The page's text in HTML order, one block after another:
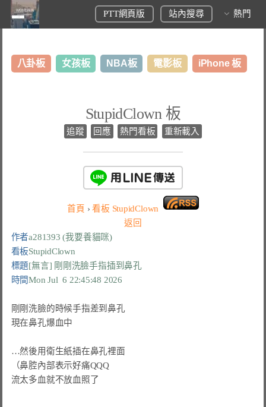
PTT網頁版 站內搜尋 熱門
八卦板 女孩板 NBA板 電影板 iPhone 板
StupidClown 板
追蹤 回應 熱門看板 重新載入
首頁 › 看板 StupidClown
返回
作者a281393 (我要養貓咪)
看板StupidClown
標題[無言] 剛剛洗臉手指插到鼻孔
時間Mon Jul  6 22:45:48 2026
剛剛洗臉的時候手指差到鼻孔
現在鼻孔爆血中
…然後用衛生紙插在鼻孔裡面
（鼻腔內部表示好痛QQQ
流太多血就不放血照了